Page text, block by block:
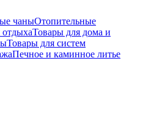
чаныОтопительные
Товары для дома и
Товары для систем
Печное и каминное литье